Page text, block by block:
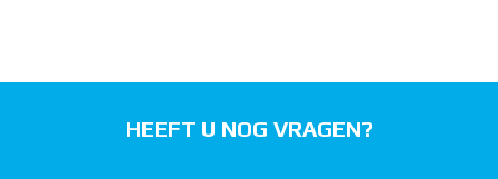
HEEFT U NOG VRAGEN?